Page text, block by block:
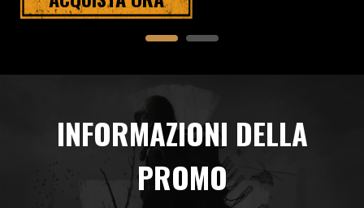
INFORMAZIONI DELLA
PROMO